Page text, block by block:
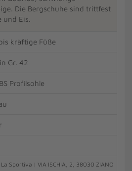
Die Bergschuhe sind trittfest
und Eis.
kräftige Füße
Gr. 42
Profilsohle
La Sportiva | VIA ISCHIA, 2, 38030 ZIANO